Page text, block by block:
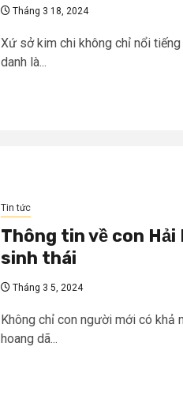
Tháng 3 18, 2024
Xứ sở kim chi không chỉ nổi
danh là...
Tin tức
Thông tin về con
sinh thái
Tháng 3 5, 2024
Không chỉ con người mới có khả
hoang dã...